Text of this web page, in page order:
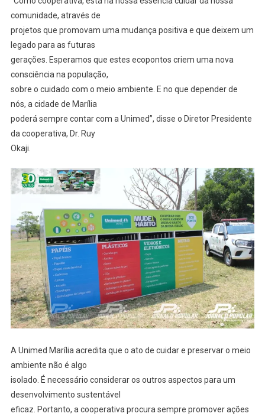
comunidade, através de
projetos que promovam uma mudança positiva e que deixem um
legado para as futuras
gerações. Esperamos que estes ecopontos criem uma nova
consciência na população,
sobre o cuidado com o meio ambiente. E no que depender de
nós, a cidade de Marília
poderá sempre contar com a Unimed”, disse o Diretor Presidente
da cooperativa, Dr. Ruy
Okaji.
A Unimed Marília acredita que o ato de cuidar e preservar o meio
ambiente não é algo
isolado. É necessário considerar os outros aspectos para um
desenvolvimento sustentável
eficaz. Portanto, a cooperativa procura sempre promover ações